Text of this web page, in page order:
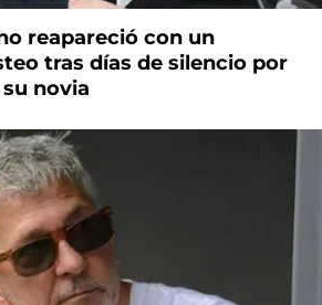
reapareció con un
tras días de silencio por
novia